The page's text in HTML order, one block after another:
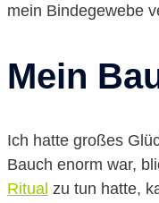
mein Bindegewebe
Mein
Ich hatte großes
Bauch enorm war,
Ritual zu tun hatte,